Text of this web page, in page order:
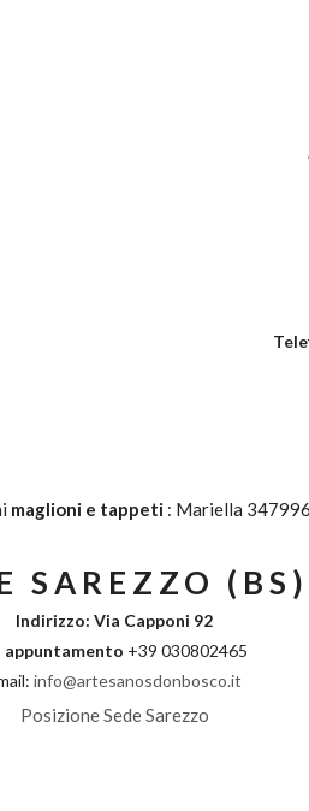
maglioni e tappeti : Mariella
SAREZZO (BS)
Indirizzo: Via Capponi 92
appuntamento +39 030802465
info@artesanosdonbosco.it
Posizione Sede Sarezzo